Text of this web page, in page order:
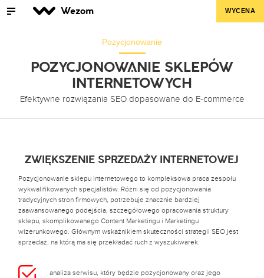
Wezom WYCENA
Pozycjonowanie
POZYCJONOWANIE SKLEPÓW
INTERNETOWYCH
Efektywne rozwiązania SEO dopasowane do E-commerce
ZWIĘKSZENIE SPRZEDAŻY INTERNETOWEJ
Pozycjonowanie sklepu internetowego to kompleksowa praca zespołu
wykwalifikowanych specjalistów. Różni się od pozycjonowania
tradycyjnych stron firmowych, potrzebuje znacznie bardziej
zaawansowanego podejścia, szczegółowego opracowania struktury
sklepu, skomplikowanego Content Marketingu i Marketingu
wizerunkowego. Głównym wskaźnikiem skuteczności strategii SEO jest
sprzedaż, na którą ma się przekładać ruch z wyszukiwarek.
analiza serwisu, który będzie pozycjonowany oraz jego